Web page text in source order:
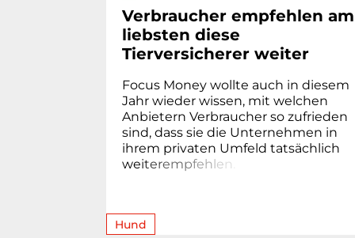
Verbraucher empfehlen am
liebsten diese
Tierversicherer weiter
Focus Money wollte auch in diesem
Jahr wieder wissen, mit welchen
Anbietern Verbraucher so zufrieden
sind, dass sie die Unternehmen in
ihrem privaten Umfeld tatsächlich
weiterempfehlen
Hund